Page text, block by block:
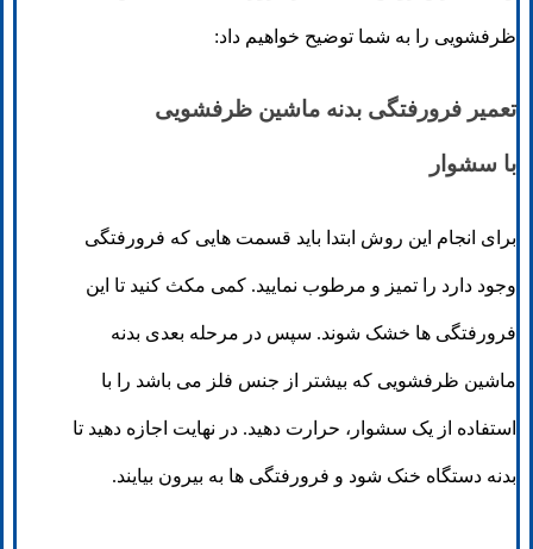
ظرفشویی را به شما توضیح خواهیم داد:
تعمیر فرورفتگی بدنه ماشین ظرفشویی
با سشوار
برای انجام این روش ابتدا باید قسمت هایی که فرورفتگی
وجود دارد را تمیز و مرطوب نمایید. کمی مکث کنید تا این
فرورفتگی ها خشک شوند. سپس در مرحله بعدی بدنه
ماشین ظرفشویی که بیشتر از جنس فلز می باشد را با
استفاده از یک سشوار، حرارت دهید. در نهایت اجازه دهید تا
بدنه دستگاه خنک شود و فرورفتگی ها به بیرون بیایند.